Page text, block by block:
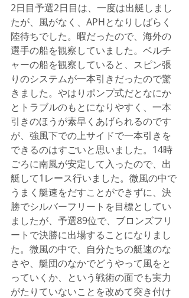
2日目予選2日目は、一度は出艇しまし
たが、風がなく、APHとなりしばらく
陸待ちでした。暇だったので、海外の
選手の船を観察していました。ベルチ
ャーの船を観察していると、スピン張
りのシステムが一本引きだったので驚
きました。やはりポンプ式だとなにか
とトラブルのもとになりやすく、一本
引きのほうが素早くあげられるのです
が、強風下での上サイドで一本引きを
できるのはすごいと思いました。14時
ごろに南風が安定して入ったので、出
艇して1レース行いました。微風の中で
うまく艇速をだすことができずに、決
勝でシルバーフリートを目標としてい
ましたが、予選89位で、ブロンズフリ
ートで決勝に出場することになりまし
た。微風の中で、自分たちの艇速のな
さや、艇団のなかでどうやって風をと
っていくか、という戦術の面でも実力
がたりていないことを改めて突き付け